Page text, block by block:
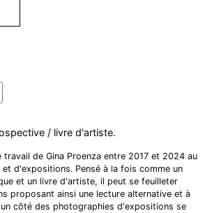
/ livre d'artiste.
travail de Gina Proenza entre 2017 et 2024 au
d'expositions. Pensé à la fois comme un
et un livre d'artiste, il peut se feuilleter
proposant ainsi une lecture alternative et à
côté des photographies d'expositions se